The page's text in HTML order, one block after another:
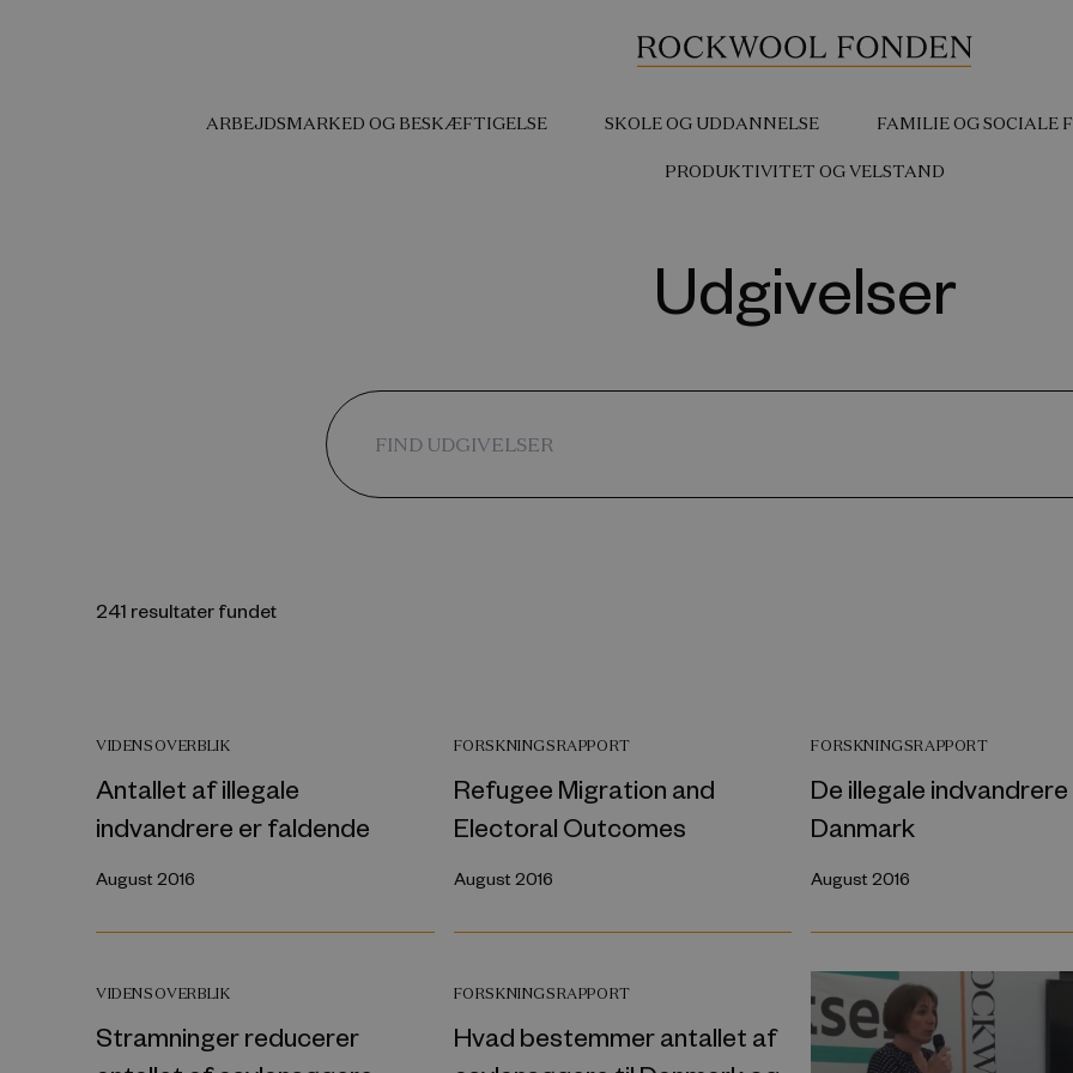
ARBEJDSMARKED OG BESKÆFTIGELSE SKOLE OG UDDANNELSE FAMILIE OG SOCIALE
PRODUKTIVITET OG VELSTAND
Udgivelser
241 resultater fundet
VIDENSOVERBLIK
Antallet af illegale
indvandrere er faldende
August 2016
FORSKNINGSRAPPORT
Refugee Migration and
Electoral Outcomes
August 2016
FORSKNINGSRAPPORT
De illegale indvandrere
Danmark
August 2016
VIDENSOVERBLIK
Stramninger reducerer
FORSKNINGSRAPPORT
Hvad bestemmer antallet af